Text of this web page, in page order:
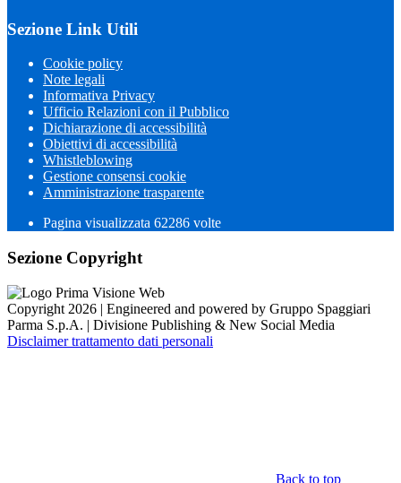
Sezione Link Utili
Cookie policy
Note legali
Informativa Privacy
Ufficio Relazioni con il Pubblico
Dichiarazione di accessibilità
Obiettivi di accessibilità
Whistleblowing
Gestione consensi cookie
Amministrazione trasparente
Pagina visualizzata 62286 volte
Sezione Copyright
Copyright 2026 | Engineered and powered by Gruppo Spaggiari
Parma S.p.A. | Divisione Publishing & New Social Media
Disclaimer trattamento dati personali
Back to top